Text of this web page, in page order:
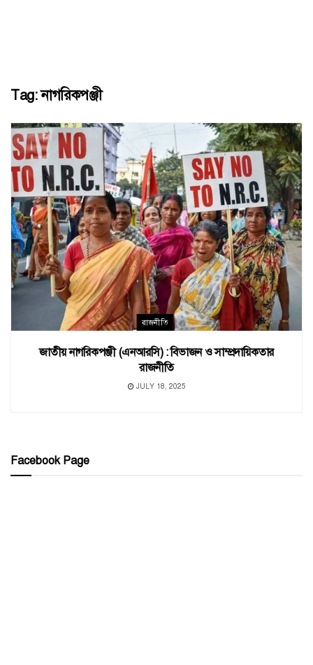
Tag:নাগরিকপঞ্জী
রাজনীতি
জাতীয় নাগরিকপঞ্জী (এনআরসি) : বিভাজন ও সাম্প্রদায়িকতার
রাজনীতি
JULY 18, 2025
Facebook Page